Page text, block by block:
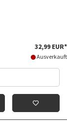
32,99 EUR*
Ausverkauft